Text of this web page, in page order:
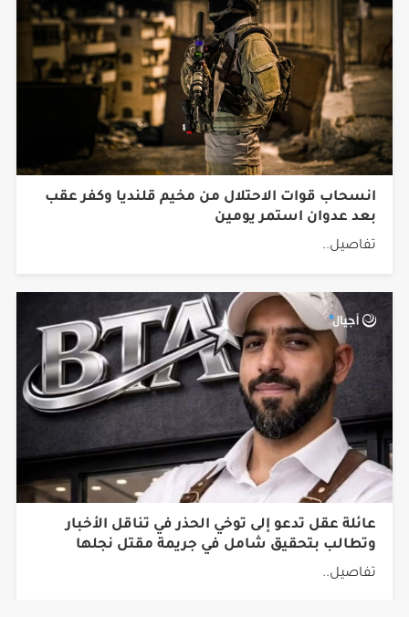
انسحاب قوات الاحتلال من مخيم قلنديا وكفر عقب
بعد عدوان استمر يومين
تفاصيل..
عائلة عقل تدعو إلى توخي الحذر في تناقل الأخبار
وتطالب بتحقيق شامل في جريمة مقتل نجلها
تفاصيل..